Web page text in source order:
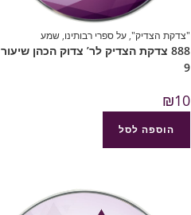
"צדקת הצדיק", על ספרי רבותינו, שמע
888 צדקת הצדיק לר’ צדוק הכהן שיעור
9
₪10
הוספה לסל